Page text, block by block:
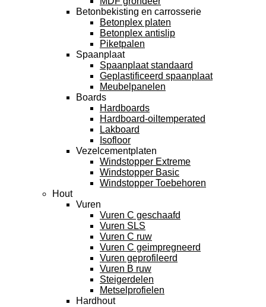
Betonbekisting en carrosserie
Betonplex platen
Betonplex antislip
Piketpalen
Spaanplaat
Spaanplaat standaard
Geplastificeerd spaanplaat
Meubelpanelen
Boards
Hardboards
Hardboard-oiltemperated
Lakboard
Isofloor
Vezelcementplaten
Windstopper Extreme
Windstopper Basic
Windstopper Toebehoren
Hout
Vuren
Vuren C geschaafd
Vuren SLS
Vuren C ruw
Vuren C geimpregneerd
Vuren geprofileerd
Vuren B ruw
Steigerdelen
Metselprofielen
Hardhout